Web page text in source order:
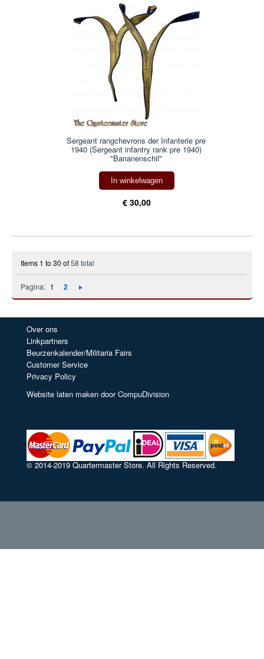
Sergeant rangchevrons der Infanterie pre
1940 (Sergeant infantry rank pre 1940)
"Bananenschil"
In winkelwagen
€ 30,00
Items 1 to 30 of58 total
Pagina: 1 2
Over ons
Linkpartners
Beurzenkalender/Militaria Fairs
Customer Service
Privacy Policy
Website laten maken door CompuDivision
© 2014-2019 Quartermaster Store. All Rights Reserved.